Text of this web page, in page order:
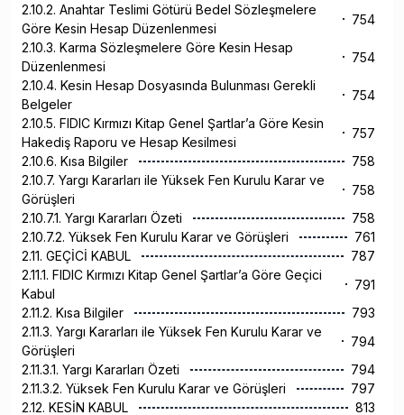
2.10.2. Anahtar Teslimi Götürü Bedel Sözleşmelere
Göre Kesin Hesap Düzenlenmesi
754
2.10.3. Karma Sözleşmelere Göre Kesin Hesap
Düzenlenmesi
754
2.10.4. Kesin Hesap Dosyasında Bulunması Gerekli
Belgeler
754
2.10.5. FIDIC Kırmızı Kitap Genel Şartlar’a Göre Kesin
Hakediş Raporu ve Hesap Kesilmesi
757
2.10.6. Kısa Bilgiler
758
2.10.7. Yargı Kararları ile Yüksek Fen Kurulu Karar ve
Görüşleri
758
2.10.7.1. Yargı Kararları Özeti
758
2.10.7.2. Yüksek Fen Kurulu Karar ve Görüşleri
761
2.11. GEÇİCİ KABUL
787
2.11.1. FIDIC Kırmızı Kitap Genel Şartlar’a Göre Geçici
Kabul
791
2.11.2. Kısa Bilgiler
793
2.11.3. Yargı Kararları ile Yüksek Fen Kurulu Karar ve
Görüşleri
794
2.11.3.1. Yargı Kararları Özeti
794
2.11.3.2. Yüksek Fen Kurulu Karar ve Görüşleri
797
2.12. KESİN KABUL
813